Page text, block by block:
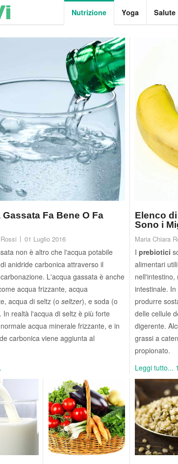
Nutrizione Yoga Salute
Fa Bene O Fa
01 Luglio 2016
non è altro che l'acqua potabile
anidride carbonica attraverso il
L'acqua gassata è anche
acqua frizzante, acqua
acqua di seltz (o seltzer), e soda (o
In realtà l'acqua di seltz è più forte
acqua minerale frizzante, e in
carbonica viene aggiunta al
Elenco
Sono i
Maria Chiara
I prebiotici
alimentari
nell'intestino,
intestinale.
produrre
delle cellule
digerente.
grassi a
propionato.
Leggi tutto...